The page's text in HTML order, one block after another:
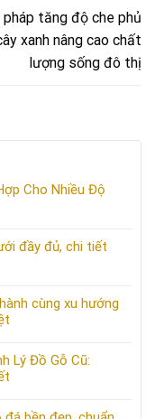
pháp tăng độ che phủ
xanh nâng cao chất
lượng sống đô thị
Cho Nhiều Độ
đầy đủ, chi tiết
cùng xu hướng
Lý Đồ Gỗ Cũ: